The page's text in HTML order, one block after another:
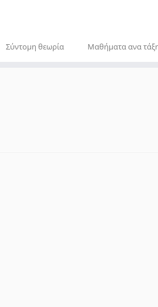
Σύντομη θεωρία Μαθήματα ανα